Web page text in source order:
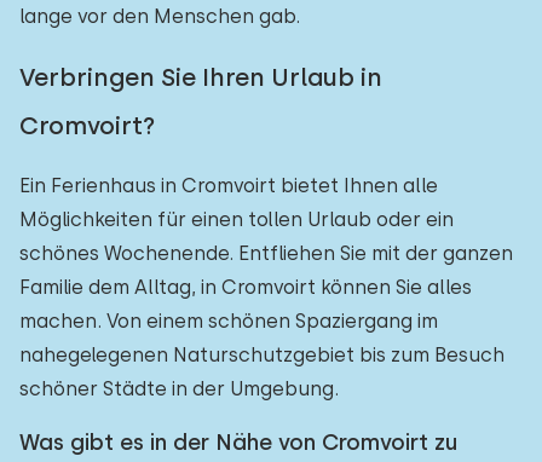
lange vor den Menschen gab.
Verbringen Sie Ihren Urlaub in
Cromvoirt?
Ein Ferienhaus in Cromvoirt bietet Ihnen alle
Möglichkeiten für einen tollen Urlaub oder ein
schönes Wochenende. Entfliehen Sie mit der ganzen
Familie dem Alltag, in Cromvoirt können Sie alles
machen. Von einem schönen Spaziergang im
nahegelegenen Naturschutzgebiet bis zum Besuch
schöner Städte in der Umgebung.
Was gibt es in der Nähe von Cromvoirt zu